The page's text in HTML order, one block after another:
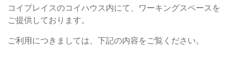
コイプレイスのコイハウス内にて、ワーキングスペースを
ご提供しております。
ご利用につきましては、下記の内容をご覧ください。